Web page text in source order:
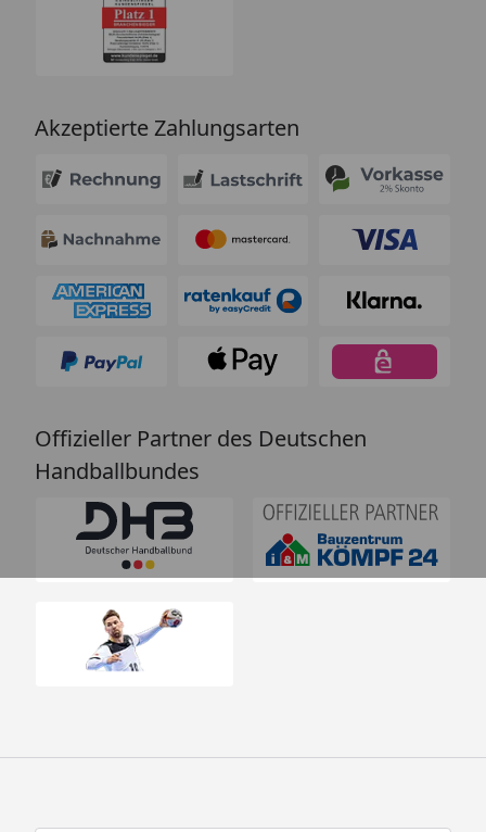
Akzeptierte Zahlungsarten
Offizieller Partner des Deutschen
Handballbundes